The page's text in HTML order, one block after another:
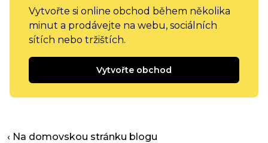
Vytvořte si online obchod během několika
minut a prodávejte na webu, sociálních
sítích nebo tržištích.
Vytvořte obchod
‹ Na domovskou stránku blogu